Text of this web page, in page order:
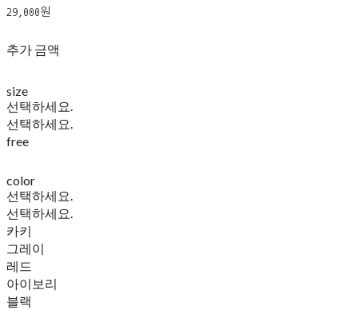
29,000원
추가 금액
size
선택하세요.
선택하세요.
free
color
선택하세요.
선택하세요.
카키
그레이
레드
아이보리
블랙